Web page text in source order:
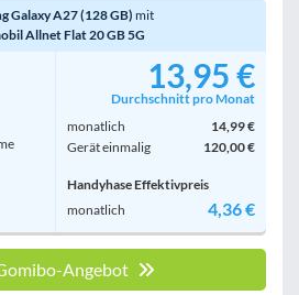
Galaxy A27 (128 GB) mit
Allnet Flat 20 GB 5G
13,95 €
Durchschnitt pro Monat
monatlich
14,99 €
Gerät einmalig
120,00 €
Handyhase Effektivpreis
monatlich
4,36 €
Angebot